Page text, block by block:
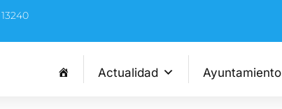
Actualidad Ayuntamiento